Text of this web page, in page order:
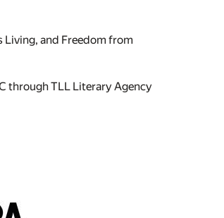
Living, and Freedom from
through TLL Literary Agency